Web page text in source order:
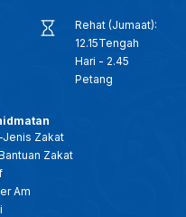
Rehat (Jumaat):
12.15Tengah
Hari - 2.45
Petang
Zakat
Zakat
Am